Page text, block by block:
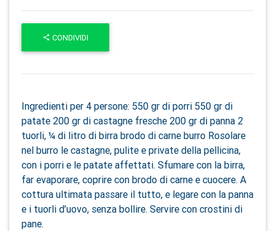
CONDIVIDI
Ingredienti per 4 persone: 550 gr di porri 550 gr di
patate 200 gr di castagne fresche 200 gr di panna 2
tuorli, ¼ di litro di birra brodo di carne burro Rosolare
nel burro le castagne, pulite e private della pellicina,
con i porri e le patate affettati. Sfumare con la birra,
far evaporare, coprire con brodo di carne e cuocere. A
cottura ultimata passare il tutto, e legare con la panna
e i tuorli d’uovo, senza bollire. Servire con crostini di
pane.